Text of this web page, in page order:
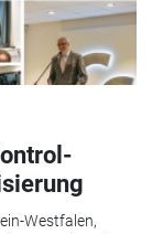
Westfalen,